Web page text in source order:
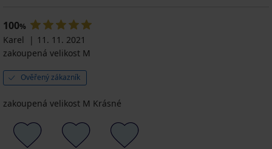
100%
Karel
11. 11. 2021
zakoupená velikost M
Ověřený zákazník
zakoupená velikost M Krásné